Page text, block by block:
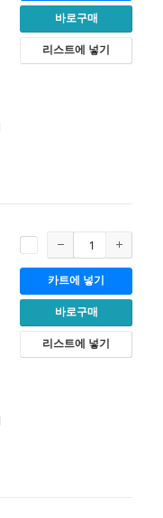
바로구매
리스트에 넣기
카트에 넣기
바로구매
리스트에 넣기